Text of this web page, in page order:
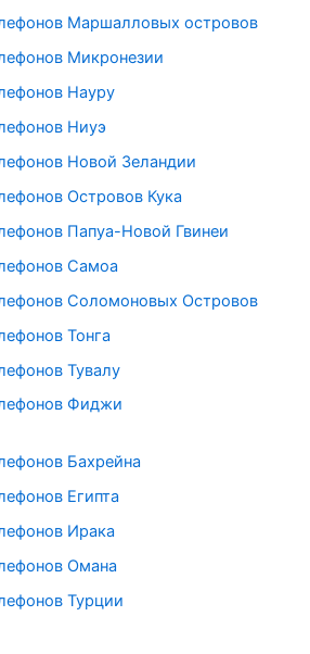
Маршалловых островов
Микронезии
Науру
Ниуэ
Новой Зеландии
Островов Кука
Папуа-Новой Гвинеи
Самоа
Соломоновых Островов
Тонга
Тувалу
Фиджи
Бахрейна
Египта
Ирака
Омана
Турции